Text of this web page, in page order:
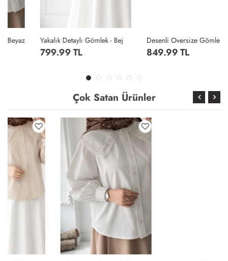
Yakalık Detaylı Gömlek - Bej
799.99 TL
Desenli Oversize Gömlek - Gri
849.99 TL
Çok Satan Ürünler